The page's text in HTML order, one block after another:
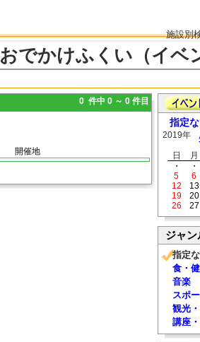
施設別
おでかけふくい（イベ
0 件中 0 ～ 0 件目
開催地
指定
2019年
日
月
・
・
5
6
12
13
19
20
26
27
ジャン
指定
食・
音楽
スポ
観光
講座